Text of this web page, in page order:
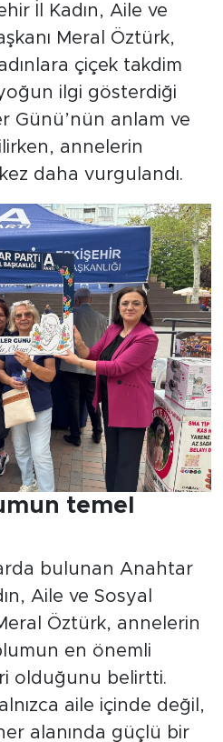
İl Kadın, Aile ve
Meral Öztürk,
çiçek takdim
ilgi gösterdiği
Günü’nün anlam ve
annelerin
daha vurgulandı.
temel
bulunan Anahtar
Aile ve Sosyal
Öztürk, annelerin
en önemli
olduğunu belirtti.
aile içinde değil,
alanında güçlü bir